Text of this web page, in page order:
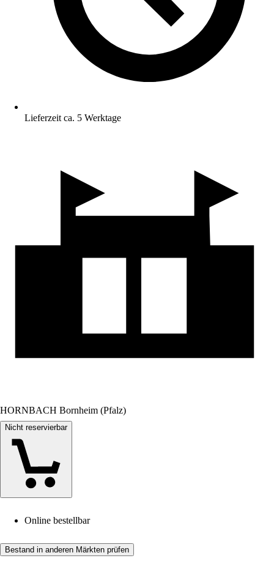
Lieferzeit ca. 5 Werktage
HORNBACH Bornheim (Pfalz)
Nicht reservierbar
Online bestellbar
Bestand in anderen Märkten prüfen